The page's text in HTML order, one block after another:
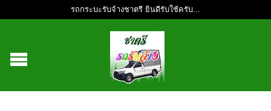
รถกระบะรับจ้างชาตรี ยินดีรับใช้ครับ...